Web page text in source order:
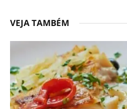
VEJA TAMBÉM